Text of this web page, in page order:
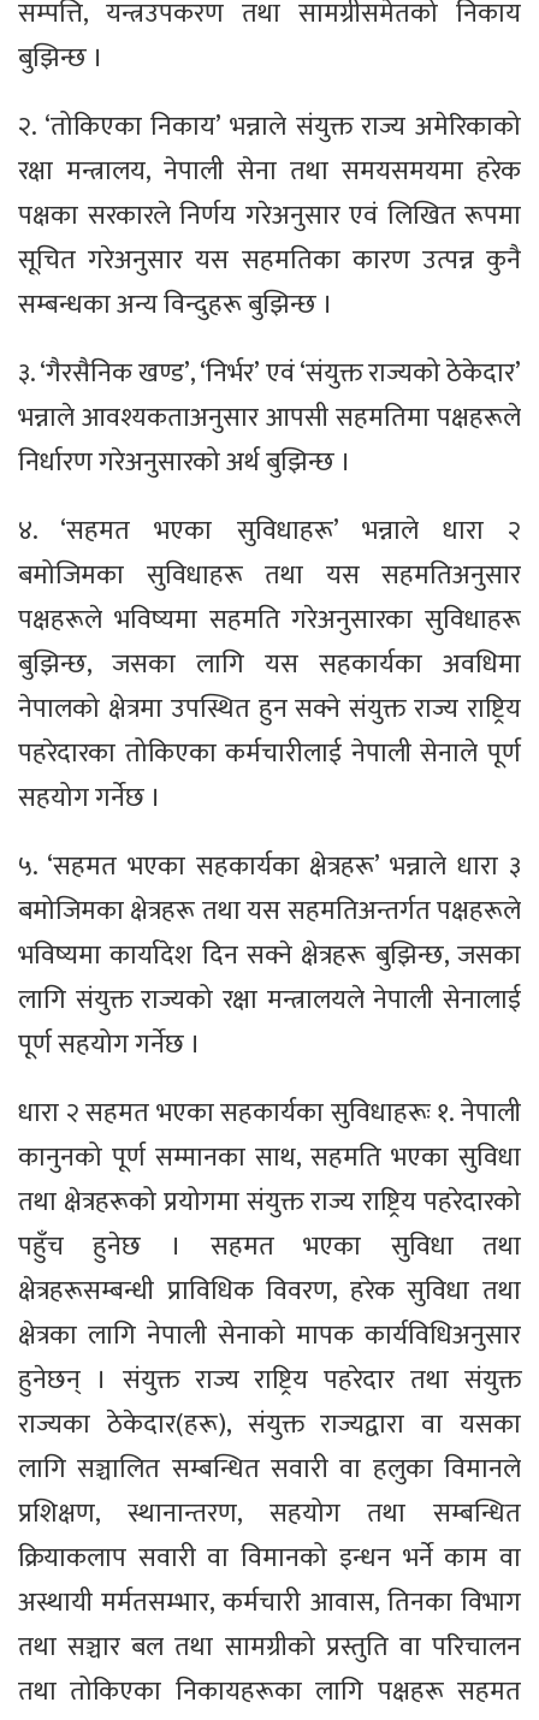
सम्पत्ति, यन्त्रउपकरण तथा सामग्रीसमेतको निकाय
बुझिन्छ ।
२. ‘तोकिएका निकाय’ भन्नाले संयुक्त राज्य अमेरिकाको
रक्षा मन्त्रालय, नेपाली सेना तथा समयसमयमा हरेक
पक्षका सरकारले निर्णय गरेअनुसार एवं लिखित रूपमा
सूचित गरेअनुसार यस सहमतिका कारण उत्पन्न कुनै
सम्बन्धका अन्य विन्दुहरू बुझिन्छ ।
३. ‘गैरसैनिक खण्ड’, ‘निर्भर’ एवं ‘संयुक्त राज्यको ठेकेदार’
भन्नाले आवश्यकताअनुसार आपसी सहमतिमा पक्षहरूले
निर्धारण गरेअनुसारको अर्थ बुझिन्छ ।
४. ‘सहमत भएका सुविधाहरू’ भन्नाले धारा २
बमोजिमका सुविधाहरू तथा यस सहमतिअनुसार
पक्षहरूले भविष्यमा सहमति गरेअनुसारका सुविधाहरू
बुझिन्छ, जसका लागि यस सहकार्यका अवधिमा
नेपालको क्षेत्रमा उपस्थित हुन सक्ने संयुक्त राज्य राष्ट्रिय
पहरेदारका तोकिएका कर्मचारीलाई नेपाली सेनाले पूर्ण
सहयोग गर्नेछ ।
५. ‘सहमत भएका सहकार्यका क्षेत्रहरू’ भन्नाले धारा ३
बमोजिमका क्षेत्रहरू तथा यस सहमतिअन्तर्गत पक्षहरूले
भविष्यमा कार्यादेश दिन सक्ने क्षेत्रहरू बुझिन्छ, जसका
लागि संयुक्त राज्यको रक्षा मन्त्रालयले नेपाली सेनालाई
पूर्ण सहयोग गर्नेछ ।
धारा २ सहमत भएका सहकार्यका सुविधाहरूः १. नेपाली
कानुनको पूर्ण सम्मानका साथ, सहमति भएका सुविधा
तथा क्षेत्रहरूको प्रयोगमा संयुक्त राज्य राष्ट्रिय पहरेदारको
पहुँच हुनेछ । सहमत भएका सुविधा तथा
क्षेत्रहरूसम्बन्धी प्राविधिक विवरण, हरेक सुविधा तथा
क्षेत्रका लागि नेपाली सेनाको मापक कार्यविधिअनुसार
हुनेछन् । संयुक्त राज्य राष्ट्रिय पहरेदार तथा संयुक्त
राज्यका ठेकेदार(हरू), संयुक्त राज्यद्वारा वा यसका
लागि सञ्चालित सम्बन्धित सवारी वा हलुका विमानले
प्रशिक्षण, स्थानान्तरण, सहयोग तथा सम्बन्धित
क्रियाकलाप सवारी वा विमानको इन्धन भर्ने काम वा
अस्थायी मर्मतसम्भार, कर्मचारी आवास, तिनका विभाग
तथा सञ्चार बल तथा सामग्रीको प्रस्तुति वा परिचालन
तथा तोकिएका निकायहरूका लागि पक्षहरू सहमत